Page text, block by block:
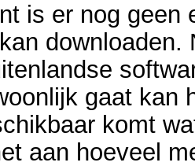
is er nog geen
gaat kan
komt
aan hoeveel